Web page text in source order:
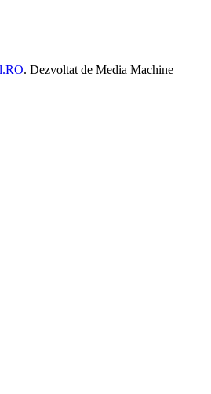
. Dezvoltat de Media Machine